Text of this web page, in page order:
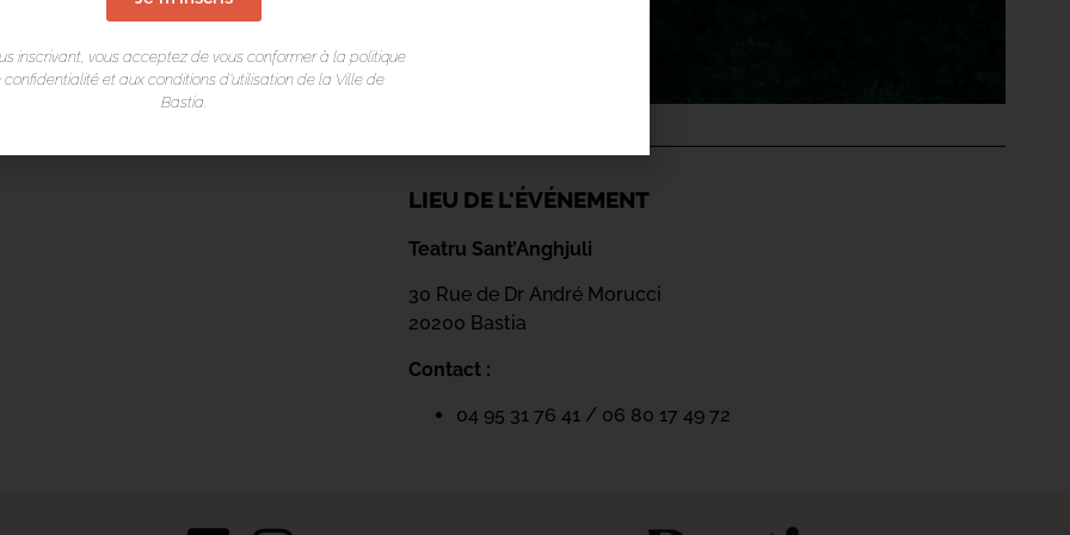
LIEU DE L'ÉVÉNEMENT
Teatru Sant’Anghjuli
30 Rue de Dr André Morucci
20200 Bastia
Contact :
04 95 31 76 41 / 06 80 17 49 72
inscrivant, vous acceptez de vous conformer à la politique
confidentialité et aux conditions d’utilisation de la Ville de
Bastia.